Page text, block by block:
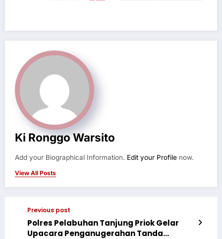
Ki Ronggo Warsito
Add your Biographical Information. Edit your Profile now.
View All Posts
Previous post
Polres Pelabuhan Tanjung Priok Gelar
Upacara Penganugerahan Tanda